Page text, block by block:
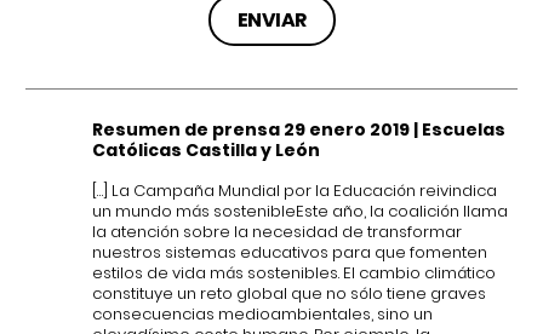
Resumen de prensa 29 enero 2019 | Escuelas
Católicas Castilla y León
[…] La Campaña Mundial por la Educación reivindica
un mundo más sostenibleEste año, la coalición llama
la atención sobre la necesidad de transformar
nuestros sistemas educativos para que fomenten
estilos de vida más sostenibles. El cambio climático
constituye un reto global que no sólo tiene graves
consecuencias medioambientales, sino un